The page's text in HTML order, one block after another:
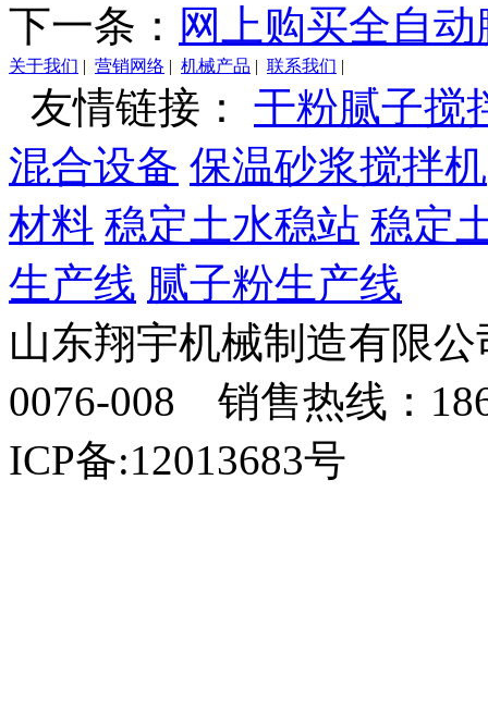
下一条： 网上购买全自
关于我们 | 营销网络 | 机械产品 | 联系我们 |
友情链接： 干粉腻子搅
混合设备 保温砂浆搅拌机
材料 稳定土水稳站 稳定
生产线 腻子粉生产线
山东翔宇机械制造有限
0076-008 销售热线：
ICP备:12013683号